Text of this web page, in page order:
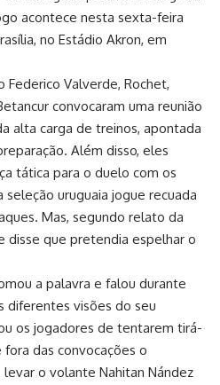
acontece nesta sexta-feira
no Estádio Akron, em
Federico Valverde, Rochet,
convocaram uma reunião
alta carga de treinos, apontada
Além disso, eles
tática para o duelo com os
seleção uruguaia jogue recuada
Mas, segundo relato da
disse que pretendia espelhar o
a palavra e falou durante
diferentes visões do seu
os jogadores de tentarem tirá-
das convocações o
levar o volante Nahitan Nández